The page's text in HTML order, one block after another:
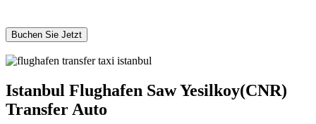
Istanbul Flughafen Saw Yesilkoy(CNR)
Transfer Auto